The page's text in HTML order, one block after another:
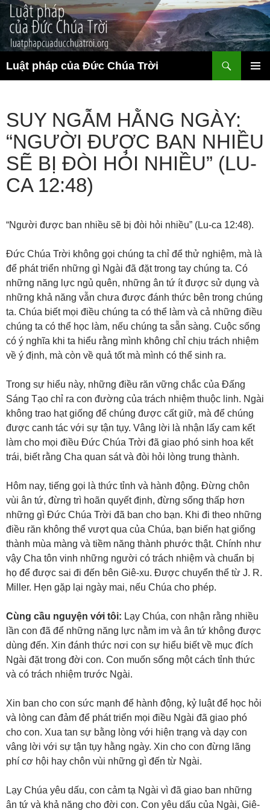
Chuyển
đến
nội
dung
Luật pháp của Đức Chúa Trời
kiếm
SUY NGẪM HẰNG NGÀY:
“NGƯỜI ĐƯỢC BAN NHIỀU
SẼ BỊ ĐÒI HỎI NHIỀU” (LU-
CA 12:48)
“Người được ban nhiều sẽ bị đòi hỏi nhiều” (Lu-ca 12:48).
Đức Chúa Trời không gọi chúng ta chỉ để thử nghiệm, mà là
để phát triển những gì Ngài đã đặt trong tay chúng ta. Có
những năng lực ngủ quên, những ân tứ ít được sử dụng và
những khả năng vẫn chưa được đánh thức bên trong chúng
ta. Chúa biết mọi điều chúng ta có thể làm và cả những điều
chúng ta có thể học làm, nếu chúng ta sẵn sàng. Cuộc sống
có ý nghĩa khi ta hiểu rằng mình không chỉ chịu trách nhiệm
về ý định, mà còn về quả tốt mà mình có thể sinh ra.
Trong sự hiểu này, những điều răn vững chắc của Đấng
Sáng Tạo chỉ ra con đường của trách nhiệm thuộc linh. Ngài
không trao hạt giống để chúng được cất giữ, mà để chúng
được canh tác với sự tận tụy. Vâng lời là nhận lấy cam kết
làm cho mọi điều Đức Chúa Trời đã giao phó sinh hoa kết
trái, biết rằng Cha quan sát và đòi hỏi lòng trung thành.
Hôm nay, tiếng gọi là thức tỉnh và hành động. Đừng chôn
vùi ân tứ, đừng trì hoãn quyết định, đừng sống thấp hơn
những gì Đức Chúa Trời đã ban cho bạn. Khi đi theo những
điều răn không thể vượt qua của Chúa, bạn biến hạt giống
thành mùa màng và tiềm năng thành phước thật. Chính như
vậy Cha tôn vinh những người có trách nhiệm và chuẩn bị
họ để được sai đi đến bên Giê-xu. Được chuyển thể từ J. R.
Miller. Hẹn gặp lại ngày mai, nếu Chúa cho phép.
Cùng cầu nguyện với tôi: Lạy Chúa, con nhận rằng nhiều
lần con đã để những năng lực nằm im và ân tứ không được
dùng đến. Xin đánh thức nơi con sự hiểu biết về mục đích
Ngài đặt trong đời con. Con muốn sống một cách tỉnh thức
và có trách nhiệm trước Ngài.
Xin ban cho con sức mạnh để hành động, kỷ luật để học hỏi
và lòng can đảm để phát triển mọi điều Ngài đã giao phó
cho con. Xua tan sự bằng lòng với hiện trạng và dạy con
vâng lời với sự tận tụy hằng ngày. Xin cho con đừng lãng
phí cơ hội hay chôn vùi những gì đến từ Ngài.
Lạy Chúa yêu dấu, con cảm tạ Ngài vì đã giao ban những
ân tứ và khả năng cho đời con. Con yêu dấu của Ngài, Giê-